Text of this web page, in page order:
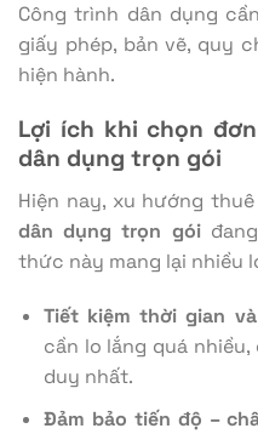
Công trình dân dụng
giấy phép, bản vẽ, quy
hiện hành.
Lợi ích khi chọn
dân dụng trọn gói
Hiện nay, xu hướng thuê
dân dụng trọn góiđang
thức này mang lại nhiều
Tiết kiệm thời gian
cần lo lắng quá
duy nhất.
Đảm bảo tiến độ –